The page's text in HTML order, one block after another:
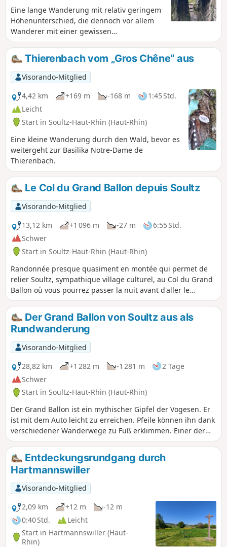
Eine lange Wanderung mit relativ geringem
Höhenunterschied, die dennoch vor allem
Wanderer mit einer gewissen
Wandererfahrung. Geschichtsinteressierte
kommen bei der Durchquerung des
Schlachtfelds von Vieil Armand oder
Hartmannswillerkopf und bei der
Entdeckung zahlreicher Denkmäler zur
Geschichte des Ersten Weltkriegs voll auf
ihre Kosten.
Thierenbach vom „Gros Chêne“ aus
Visorando-Mitglied
4,42 km
+169 m -168 m
1:45 Std.
Leicht
Start in Soultz-Haut-Rhin (Haut-Rhin)
Eine kleine Wanderung durch den Wald, bevor es
weitergeht zur Basilika Notre-Dame de
Thierenbach.
Le Col du Grand Ballon depuis Soultz
Visorando-Mitglied
13,12 km
+1 096 m -27 m
6:55 Std.
Schwer
Start in Soultz-Haut-Rhin (Haut-Rhin)
Randonnée presque quasiment en montée qui permet de
relier Soultz, sympathique village culturel, au Col du Grand
Ballon où vous pourrez passer la nuit avant d'aller le
lendemain matin au sommet. Bien que cette étape soit
courte en kilomètres, elle comporte un important dénivelé à
ne pas négliger. Mais que de beautés en revanche entre les
forêts et points de vues remarquables dans la dernière
partie du parcours.
Der Grand Ballon von Soultz aus als
Rundwanderung
Visorando-Mitglied
28,82 km
+1 282 m -1 281 m
2 Tage
Schwer
Start in Soultz-Haut-Rhin (Haut-Rhin)
Der Grand Ballon ist ein mythischer Gipfel der Vogesen. Er
ist mit dem Auto leicht zu erreichen. Pfeile können ihn dank
verschiedener Wanderwege zu Fuß erklimmen. Einer der
längsten Zugänge ist von Soultz aus. Der Aufstieg ist am
ersten Tag konstant, ebenso wie der Abstieg am zweiten
Tag. Sportliche Wanderer können diese Tour an einem Tag
bewältigen, aber um die Landschaft in vollen Zügen
genießen zu können, empfiehlt es sich, sie auf zwei Tage zu
verteilen. Diese Wanderung wird mit ihrer Aussicht auf
über 1400 Metern Höhe unvergessliche Erinnerungen
hinterlassen.
Entdeckungsrundgang durch
Hartmannswiller
Visorando-Mitglied
2,09 km
+12 m
-12 m
0:40 Std.
Leicht
Start in Hartmannswiller (Haut-
Rhin)